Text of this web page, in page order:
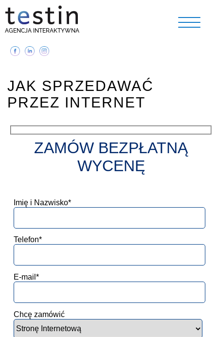
AGENCJA INTERAKTYWNA
JAK SPRZEDAWAĆ
PRZEZ INTERNET
ZAMÓW BEZPŁATNĄ
WYCENĘ
Imię i Nazwisko*
Telefon*
E-mail*
Chcę zamówić